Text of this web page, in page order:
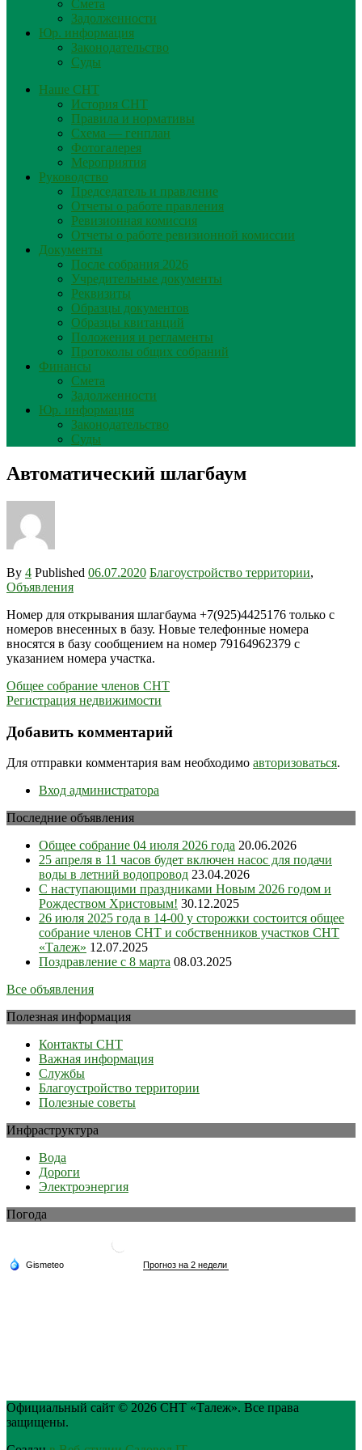
Смета
Задолженности
Юр. информация
Законодательство
Суды
Наше СНТ
История СНТ
Правила и нормативы
Схема — генплан
Фотогалерея
Мероприятия
Руководство
Председатель и правление
Отчеты о работе правления
Ревизионная комиссия
Отчеты о работе ревизионной комиссии
Документы
После собрания 2026
Учредительные документы
Реквизиты
Образцы документов
Образцы квитанций
Положения и регламенты
Протоколы общих собраний
Финансы
Смета
Задолженности
Юр. информация
Законодательство
Суды
Автоматический шлагбаум
By 4 Published 06.07.2020 Благоустройство территории,
Объявления
Номер для открывания шлагбаума +7(925)4425176 только с
номеров внесенных в базу. Новые телефонные номера
вносятся в базу сообщением на номер 79164962379 с
указанием номера участка.
Навигация
по
записям
Общее собрание членов СНТ
Регистрация недвижимости
Добавить комментарий
Для отправки комментария вам необходимо авторизоваться.
Вход администратора
Последние объявления
Общее собрание 04 июля 2026 года 20.06.2026
25 апреля в 11 часов будет включен насос для подачи
воды в летний водопровод 23.04.2026
С наступающими праздниками Новым 2026 годом и
Рождеством Христовым! 30.12.2025
26 июля 2025 года в 14-00 у сторожки состоится общее
собрание членов СНТ и собственников участков СНТ
«Талеж» 12.07.2025
Поздравление с 8 марта 08.03.2025
Все объявления
Полезная информация
Контакты СНТ
Важная информация
Службы
Благоустройство территории
Полезные советы
Инфраструктура
Вода
Дороги
Электроэнергия
Погода
Официальный сайт © 2026 СНТ «Талеж». Все права
защищены.